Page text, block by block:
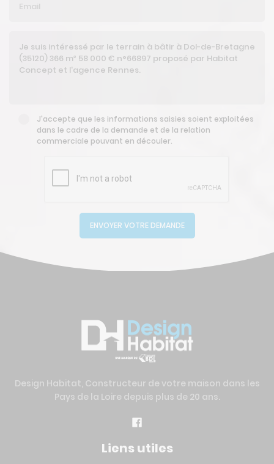
J'accepte que les informations saisies soient exploitées
dans le cadre de la demande et de la relation
commerciale pouvant en découler.
ENVOYER VOTRE DEMANDE
Design Habitat, Constructeur de votre maison dans les
Pays de la Loire depuis plus de 20 ans.
Liens utiles